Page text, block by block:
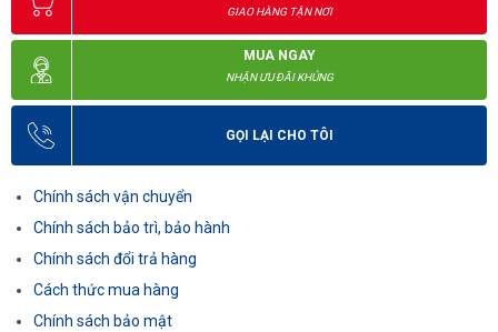
GIAO HÀNG TẬN NƠI
MUA NGAY
NHẬN ƯU ĐÃI KHỦNG
GỌI LẠI CHO TÔI
Chính sách vận chuyển
Chính sách bảo trì, bảo hành
Chính sách đổi trả hàng
Cách thức mua hàng
Chính sách bảo mật